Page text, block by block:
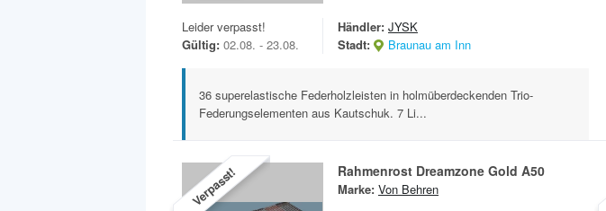
Leider verpasst!
Gültig: 02.08. - 23.08.
Händler: JYSK
Stadt:
Braunau am Inn
36 superelastische Federholzleisten in holmüberdeckenden Trio-
Federungselementen aus Kautschuk. 7 Li...
Verpasst! Rahmenrost Dreamzone Gold A50
Marke: Von Behren